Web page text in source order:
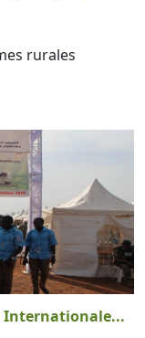
rurales
Internationale...